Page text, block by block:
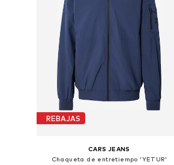
REBAJAS
CARS JEANS
Chaqueta de entretiempo 'YETUR'